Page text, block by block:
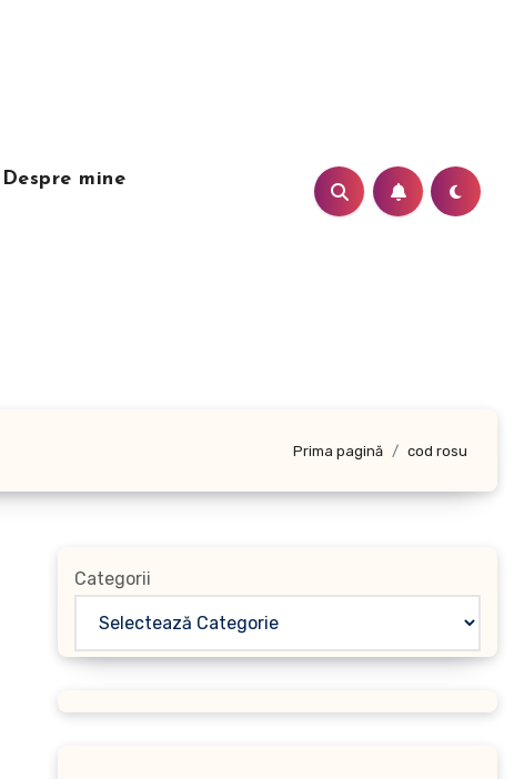
Despre mine
Prima pagină cod rosu
Categorii